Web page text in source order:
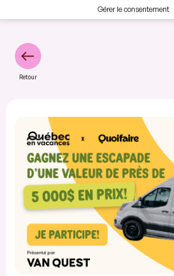
Gérer le consentement
Retour